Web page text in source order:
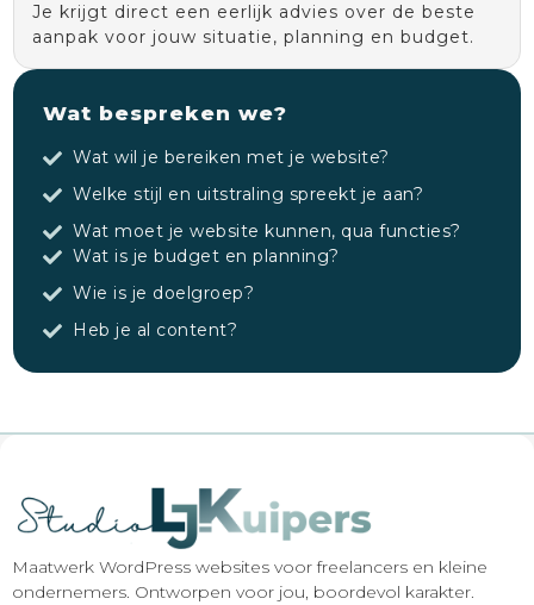
Je krijgt direct een eerlijk advies over de beste
aanpak voor jouw situatie, planning en budget.
Wat bespreken we?
Wat wil je bereiken met je website?
Welke stijl en uitstraling spreekt je aan?
Wat moet je website kunnen, qua functies?
Wat is je budget en planning?
Wie is je doelgroep?
Heb je al content?
Maatwerk WordPress websites voor freelancers en kleine
ondernemers. Ontworpen voor jou, boordevol karakter.